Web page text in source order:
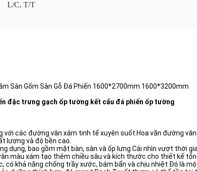
L/C, T/T
Sàn Gốm Sàn Gỗ Đá Phiến 1600*2700mm 1600*3200mm
đặc trưng gạch ốp tường kết cấu đá phiến ốp tường
các đường vân xám tinh tế xuyên suốt.Hoa văn đường
lượng và độ bền cao.
dụng, bao gồm mặt bàn, sàn và ốp lưng.Cái nhìn vượt thời
màu xám tạo thêm chiều sâu và kích thước cho thiết kế
có khả năng chống trầy xước, bám bẩn và chịu nhiệt.Đó là